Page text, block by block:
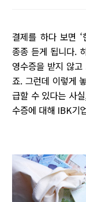
결제를 하다 보면 ‘
종종 듣게 됩니다.
영수증을 받지 않
죠. 그런데 이렇게
급할 수 있다는 사실
수증에 대해 IBK기